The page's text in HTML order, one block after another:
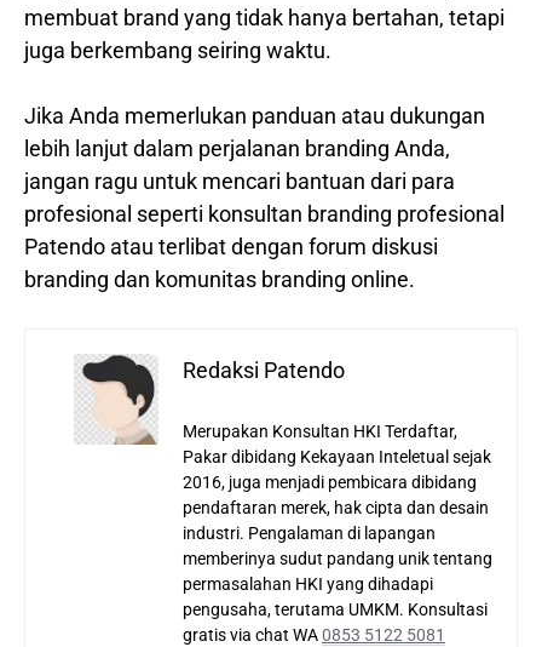
membuat brand yang tidak hanya bertahan, tetapi
juga berkembang seiring waktu.
Jika Anda memerlukan panduan atau dukungan
lebih lanjut dalam perjalanan branding Anda,
jangan ragu untuk mencari bantuan dari para
profesional seperti konsultan branding profesional
Patendo atau terlibat dengan forum diskusi
branding dan komunitas branding online.
Redaksi Patendo
Merupakan Konsultan HKI Terdaftar,
Pakar dibidang Kekayaan Inteletual sejak
2016, juga menjadi pembicara dibidang
pendaftaran merek, hak cipta dan desain
industri. Pengalaman di lapangan
memberinya sudut pandang unik tentang
permasalahan HKI yang dihadapi
pengusaha, terutama UMKM. Konsultasi
gratis via chat WA0853 5122 5081